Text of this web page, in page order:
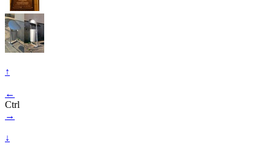
↑
←
Ctrl
→
↓